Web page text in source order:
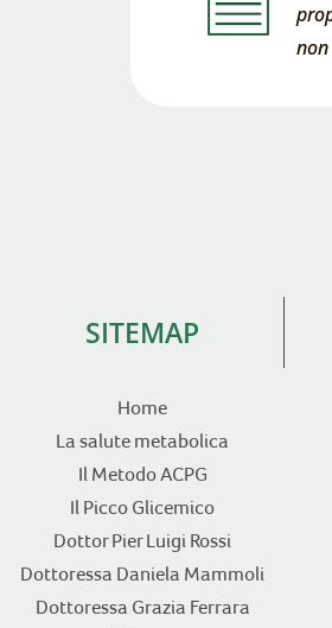
SITEMAP
Home
La salute metabolica
Il Metodo ACPG
Il Picco Glicemico
Dottor Pier Luigi Rossi
Dottoressa Daniela Mammoli
Dottoressa Grazia Ferrara